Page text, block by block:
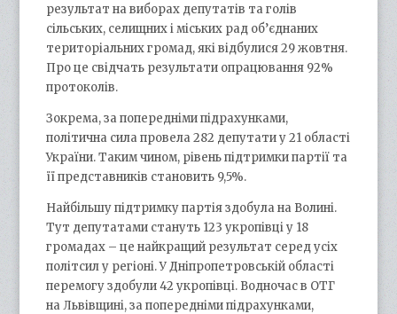
результат на виборах депутатів та голів
сільських, селищних і міських рад об’єднаних
територіальних громад, які відбулися 29 жовтня.
Про це свідчать результати опрацювання 92%
протоколів.
Зокрема, за попередніми підрахунками,
політична сила провела 282 депутати у 21 області
України. Таким чином, рівень підтримки партії та
її представників становить 9,5%.
Найбільшу підтримку партія здобула на Волині.
Тут депутатами стануть 123 укропівці у 18
громадах – це найкращий результат серед усіх
політсил у регіоні. У Дніпропетровській області
перемогу здобули 42 укропівці. Водночас в ОТГ
на Львівщині, за попередніми підрахунками,